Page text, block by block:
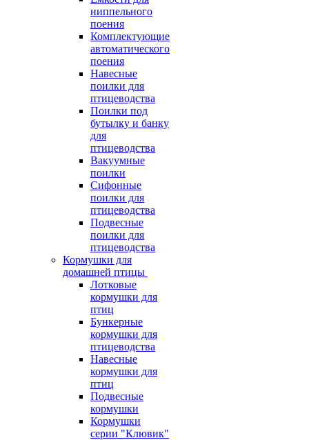
ниппельного
поения
Комплектующие
автоматического
поения
Навесные
поилки для
птицеводства
Поилки под
бутылку и банку
для
птицеводства
Вакуумные
поилки
Сифонные
поилки для
птицеводства
Подвесные
поилки для
птицеводства
Кормушки для
домашней птицы
Лотковые
кормушки для
птиц
Бункерные
кормушки для
птицеводства
Навесные
кормушки для
птиц
Подвесные
кормушки
Кормушки
серии "Клювик"